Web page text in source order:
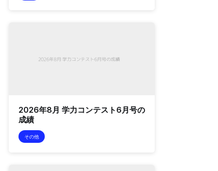
2026年8月 学力コンテスト6月号の
成績
その他